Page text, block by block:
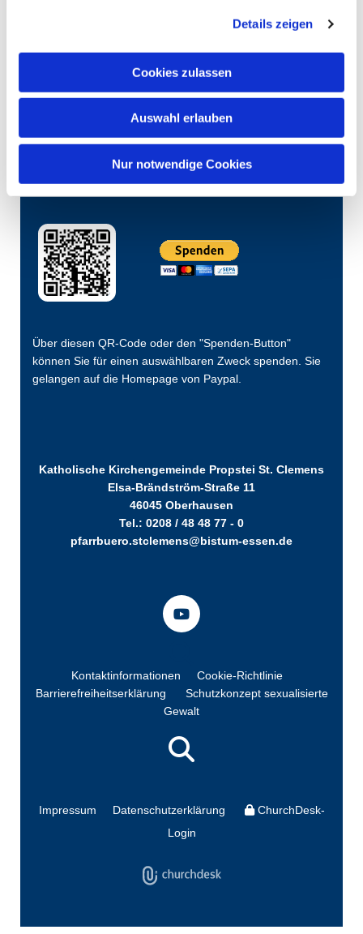
Details zeigen
Cookies zulassen
Auswahl erlauben
Nur notwendige Cookies
Über diesen QR-Code oder den "Spenden-Button"
können Sie für einen auswählbaren Zweck spenden. Sie
gelangen auf die Homepage von Paypal.
Katholische Kirchengemeinde Propstei St. Clemens
Elsa-Brändström-Straße 11
46045 Oberhausen
Tel.: 0208 / 48 48 77 - 0
pfarrbuero.stclemens@bistum-essen.de
Kontaktinformationen
Cookie-Richtlinie
Barrierefreiheitserklärung
Schutzkonzept sexualisierte
Gewalt
Impressum Datenschutzerklärung
ChurchDesk-
Login